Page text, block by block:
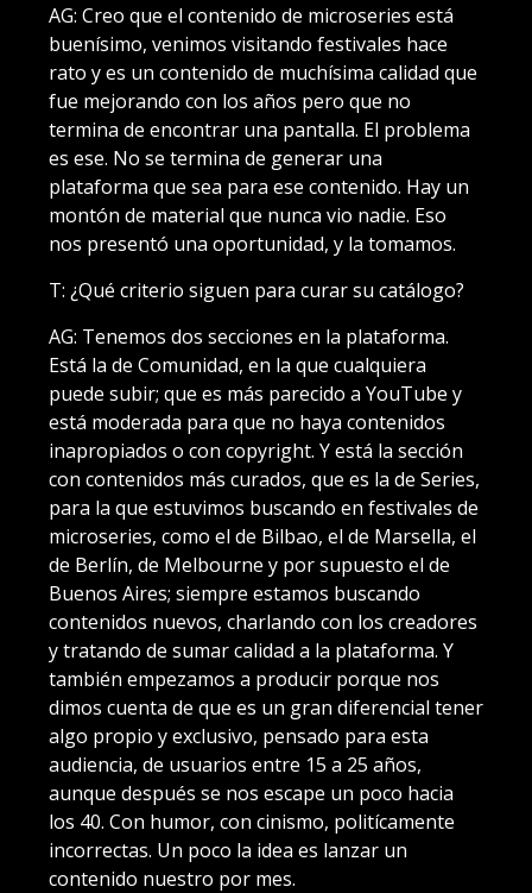
AG: Creo que el contenido de microseries está
buenísimo, venimos visitando festivales hace
rato y es un contenido de muchísima calidad que
fue mejorando con los años pero que no
termina de encontrar una pantalla. El problema
es ese. No se termina de generar una
plataforma que sea para ese contenido. Hay un
montón de material que nunca vio nadie. Eso
nos presentó una oportunidad, y la tomamos.
T: ¿Qué criterio siguen para curar su catálogo?
AG: Tenemos dos secciones en la plataforma.
Está la de Comunidad, en la que cualquiera
puede subir; que es más parecido a YouTube y
está moderada para que no haya contenidos
inapropiados o con copyright. Y está la sección
con contenidos más curados, que es la de Series,
para la que estuvimos buscando en festivales de
microseries, como el de Bilbao, el de Marsella, el
de Berlín, de Melbourne y por supuesto el de
Buenos Aires; siempre estamos buscando
contenidos nuevos, charlando con los creadores
y tratando de sumar calidad a la plataforma. Y
también empezamos a producir porque nos
dimos cuenta de que es un gran diferencial tener
algo propio y exclusivo, pensado para esta
audiencia, de usuarios entre 15 a 25 años,
aunque después se nos escape un poco hacia
los 40. Con humor, con cinismo, politícamente
incorrectas. Un poco la idea es lanzar un
contenido nuestro por mes.